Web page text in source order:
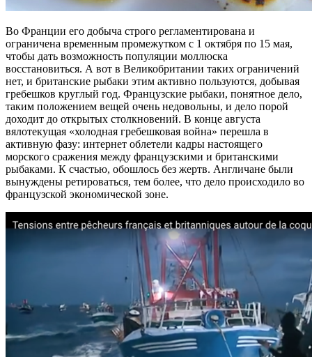
Во Франции его добыча строго регламентирована и
ограничена временным промежутком с 1 октября по 15 мая,
чтобы дать возможность популяции моллюска
восстановиться. А вот в Великобритании таких ограничений
нет, и британские рыбаки этим активно пользуются, добывая
гребешков круглый год. Французские рыбаки, понятное дело,
таким положением вещей очень недовольны, и дело порой
доходит до открытых столкновений. В конце августа
вялотекущая «холодная гребешковая война» перешла в
активную фазу: интернет облетели кадры настоящего
морского сражения между французскими и британскими
рыбаками. К счастью, обошлось без жертв. Англичане были
вынуждены ретироваться, тем более, что дело происходило во
французской экономической зоне.